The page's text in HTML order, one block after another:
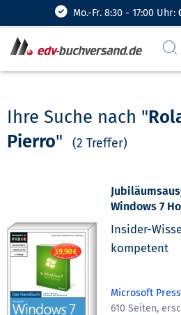
Mo.-Fr. 8:30 - 17:00 Uhr:
Ihre Suche nach "
Pierro" (2 Treffer)
Windows 7
Insider-
kompetent
Microsoft Press
610 Seiten,